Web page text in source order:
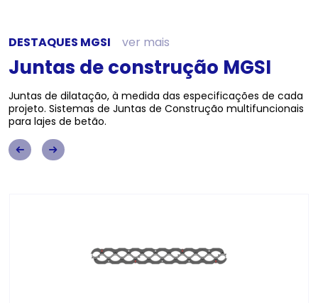
DESTAQUES MGSI ver mais
Juntas de construção MGSI
Juntas de dilatação, à medida das especificações de cada
projeto. Sistemas de Juntas de Construção multifuncionais
para lajes de betão.